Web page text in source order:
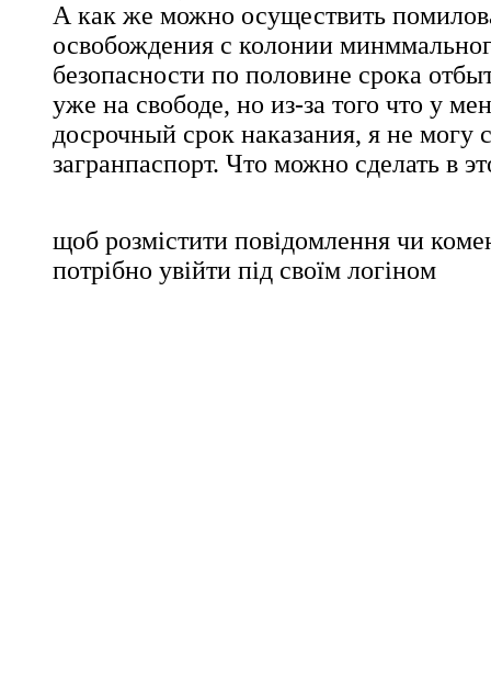
А как же можно осуществить
освобождения с колонии
безопасности по половине срока
уже на свободе, но из-за того что у
досрочный срок наказания, я не могу
загранпаспорт. Что можно сделать в
щоб розмістити повідомлення чи
потрібно увійти під своїм логіном